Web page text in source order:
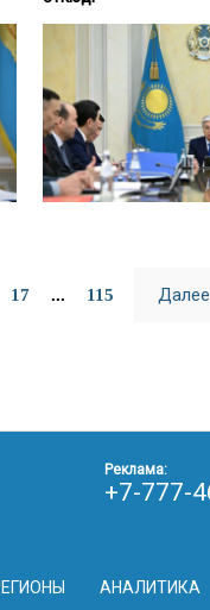
17 ... 115 Далее
АНАЛИТИКА
Реклама:
+7-777-